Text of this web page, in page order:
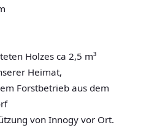
Holzes ca 2,5 m³
Heimat,
Forstbetrieb aus dem
von Innogy vor Ort.